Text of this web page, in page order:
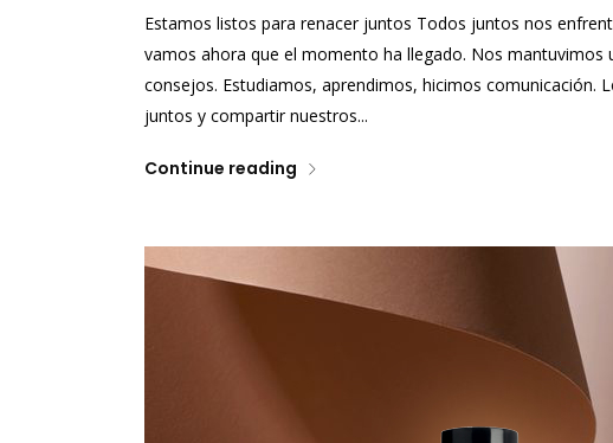
Estamos listos para renacer juntos Todos juntos nos
vamos ahora que el momento ha llegado. Nos mantuvimos
consejos. Estudiamos, aprendimos, hicimos comunicación.
juntos y compartir nuestros...
Continue reading